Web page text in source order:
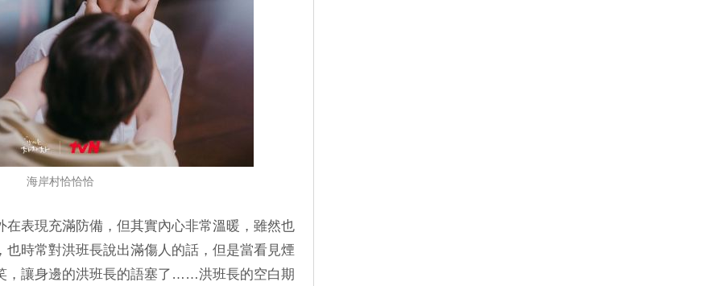
海岸村恰恰恰
在表現充滿防備，但其實內心非常溫暖，雖然也
也時常對洪班長說出滿傷人的話，但是當看見煙
，讓身邊的洪班長的語塞了……洪班長的空白期